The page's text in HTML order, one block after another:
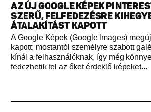
AZ ÚJ GOOGLE KÉPEK
SZERŰ, FELFEDEZÉSRE
ÁTALAKÍTÁST KAPOTT
A Google Képek (Google Images)
kapott: mostantól személyre szabott
kínál a felhasználóknak, így még
fedezhetik fel az őket érdeklő képeket...